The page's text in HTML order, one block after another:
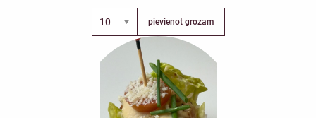
pievienot grozam